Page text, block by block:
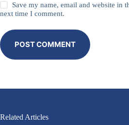
Save my name, email and website in
next time I comment.
POST COMMENT
Related Articles